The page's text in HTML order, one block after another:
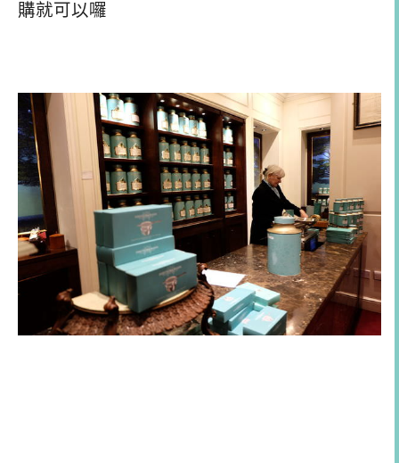
購就可以囉